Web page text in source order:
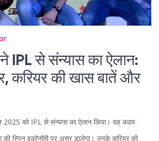
IPL से संन्यास का ऐलान:
करियर की खास बातें और
को IPL से संन्यास का ऐलान किया। यह कदम
की स्पिन इकोनॉमी पर असर डालेगा। उनके करियर की